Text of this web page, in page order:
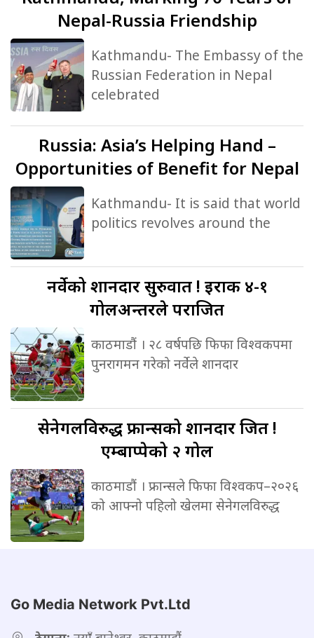
Nepal-Russia Friendship
Kathmandu- The Embassy of the
Russian Federation in Nepal
celebrated
Russia: Asia’s Helping Hand –
Opportunities of Benefit for Nepal
Kathmandu- It is said that world
politics revolves around the
नर्वेकोशानदार सुरुवात ! इराक ४-१
गोलअन्तरले पराजित
काठमाडौं । २८ वर्षपछि फिफा विश्वकपमा
पुनरागमन गरेको नर्वेले शानदार
सेनेगलविरुद्धफ्रान्सको शानदार जित !
एम्बाप्पेको २ गोल
काठमाडौं । फ्रान्सले फिफा विश्वकप–२०२६
को आफ्नो पहिलो खेलमा सेनेगलविरुद्ध
Go Media Network Pvt.Ltd